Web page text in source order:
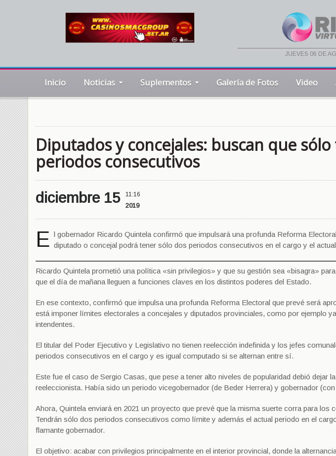
jueves 06 de
Inicio Noticias Suplementos Galería de Fotos Video
Diputados y concejales: buscan que
periodos consecutivos
diciembre 15 11:16
2019
E l gobernador Ricardo Quintela confirmó que impulsará una profunda Reforma
diputado o concejal podrá tener sólo dos periodos consecutivos en el cargo y el
Ricardo Quintela prometió una política «sin privilegios» y que su gestión sea «bisagra»
que el día de mañana lleguen a funciones claves en los distintos poderes del Estado.
En ese contexto, confirmó que impulsa una profunda Reforma Electoral que prevé será
está imponer límites electorales a concejales y diputados provinciales, como por ejemplo
intendentes.
El titular del Poder Ejecutivo y Legislativo no tienen reelección indefinida y los jefes
periodos consecutivos en el cargo y es igual computado si se alternan entre sí.
Este fue el caso de Sergio Casas, que pese a tener alto niveles de popularidad debió dejar
reeleccionista. Había sido un periodo vicegobernador (de Beder Herrera) y gobernador
Ahora, Quintela enviará en 2021 un proyecto que prevé que la misma suerte corra para los
Tendrán sólo dos periodos consecutivos como límite y además el actual periodo en el
flamante gobernador.
El objetivo: acabar con privilegios principalmente en el interior provincial, donde la